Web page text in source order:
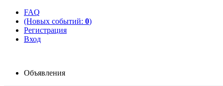
FAQ
(Новых событий: 0)
Регистрация
Вход
Объявления